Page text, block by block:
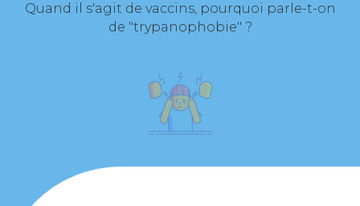
Quand il s'agit de vaccins, pourquoi parle-t-on
de "trypanophobie" ?